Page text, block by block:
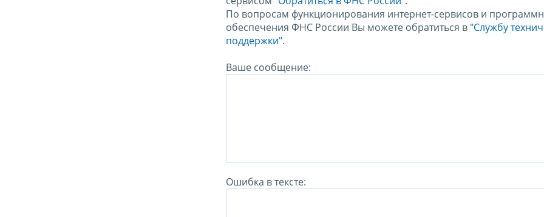
По вопросам функционирования интернет-сервисов и
обеспечения ФНС России Вы можете обратиться в "Службу
поддержки".
Ваше сообщение:
Ошибка в тексте: